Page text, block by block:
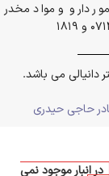
دارو و مواد مخدر
دانیالی می باشد.
حاجی حیدری
در انبار موجود نمی